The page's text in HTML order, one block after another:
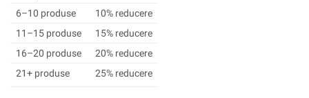
Finisaj
arhitectural
Finit
Fine,
6–10 produse
10% reducere
11–15 produse
15% reducere
16–20 produse
20% reducere
21+ produse
25% reducere